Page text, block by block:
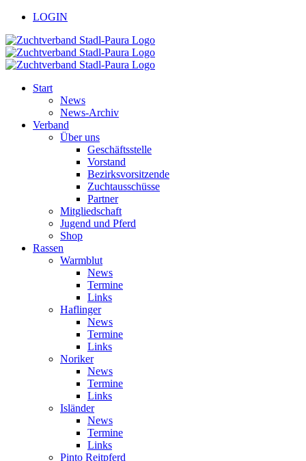
Zum
springen
facebook
youtubeLOGIN
Start
News
News-Archiv
Verband
Über uns
Geschäftsstelle
Vorstand
Bezirksvorsitzende
Zuchtausschüsse
Partner
Mitgliedschaft
Jugend und Pferd
Shop
Rassen
Warmblut
News
Termine
Links
Haflinger
News
Termine
Links
Noriker
News
Termine
Links
Isländer
News
Termine
Links
Pinto Reitpferd